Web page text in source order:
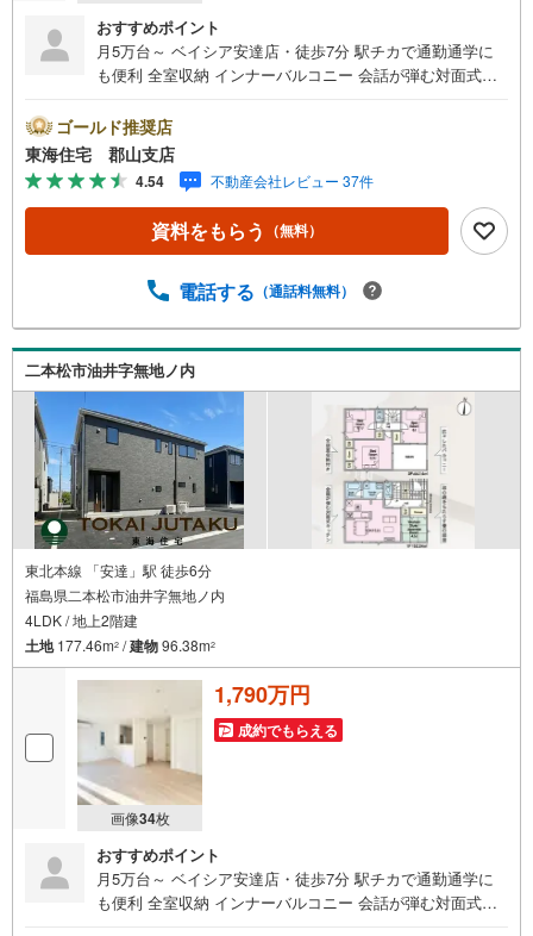
おすすめポイント
月5万台～ ベイシア安達店・徒歩7分 駅チカで通勤通学に
も便利 全室収納 インナーバルコニー 会話が弾む対面式キ
できます ■東海住宅 郡山支店が選ばれる理由1郡山市を中
心に多数の物件を取り扱っています。 新築・中古様々な
物件をご紹介可能です。ぜひお気軽にお問合せ下さい。2お
家の購入だけでなく、売却もぜひお任せください。 でき
る限りお客様のご要望を実現するために、責任を持って物
件をお預かり致します。3創業50年以上 独自のノウハウで
もまずはお気軽にご相談下さい。 ご予算や自己資金、ロ
す。東海住宅 郡山支店営業時間 9:30～18:30（定休日:
火・水）お電話でのお問い合わせがスムーズにご案内でき
ます。また、見学予約ボタンより現地のご案内も可能で
す。＝＝＝＝＝＝＝＝＝＝＝＝
ゴールド推奨店
東海住宅 郡山支店
4.54 不動産会社レビュー 37件
資料をもらう （無料）
電話する （通話料無料）
二本松市油井字無地ノ内
東北本線 「安達」駅 徒歩6分
福島県二本松市油井字無地ノ内
4LDK / 地上2階建
土地177.46m2 /建物96.38m2
画像34枚
1,790万円
成約でもらえる
おすすめポイント
月5万台～ ベイシア安達店・徒歩7分 駅チカで通勤通学に
も便利 全室収納 インナーバルコニー 会話が弾む対面式キ